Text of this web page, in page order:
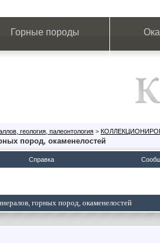
Горные породы
геология, палеонтология >
пород, окаменелостей
Справка
горных пород, окаменелостей